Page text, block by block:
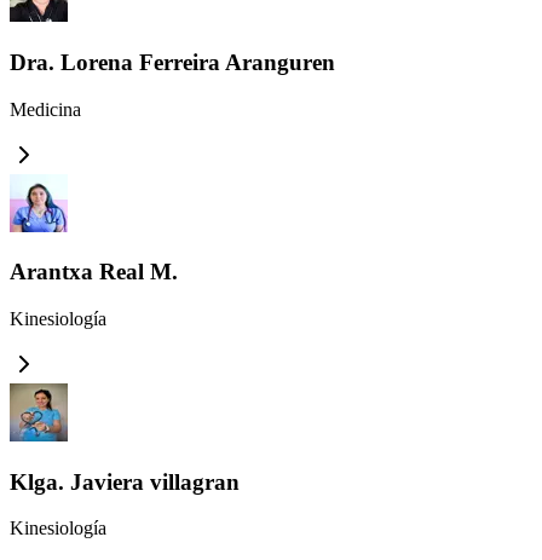
Dra. Lorena Ferreira Aranguren
Medicina
Arantxa Real M.
Kinesiología
Klga. Javiera villagran
Kinesiología